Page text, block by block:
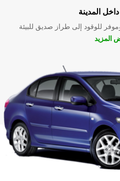
المدينة
للوقود إلى طراز صديق للبيئة
المزيد